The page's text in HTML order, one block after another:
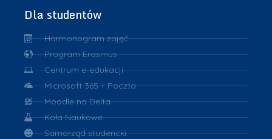
Dla studentów
Harmonogram zajęć
Program Erasmus
Centrum e-edukacji
Microsoft 365 + Poczta
Moodle na Delta
Koła Naukowe
Samorząd studencki